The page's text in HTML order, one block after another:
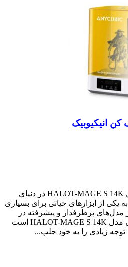
انیکیوبیک
پرینتر سه بعدی کریلیتی مدل HALOT-MAGE S 14K در دنیای
یکی از ابزارهای حیاتی برای بسیاری
مدل‌های پرطرفدار و پیشرفته در
بازار، پرینتر سه بعدی کریلیتی مدل HALOT-MAGE S 14K است
زیادی را به خود جلب...